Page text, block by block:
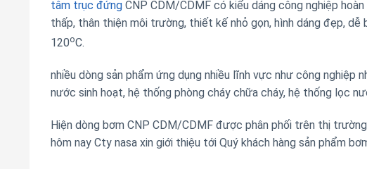
tâm trục đứng CNP CDM/CDMF có kiểu dáng công nghiệp
thấp, thân thiện môi trường, thiết kế nhỏ gọn, hình dáng đẹp,
120oC.
nhiều dòng sản phẩm ứng dụng nhiều lĩnh vực như công nghiệp
nước sinh hoạt, hệ thống phòng cháy chữa cháy, hệ thống lọc
Hiện dòng bơm CNP CDM/CDMF được phân phối trên thị
hôm nay Cty nasa xin giới thiệu tới Quý khách hàng sản phẩm